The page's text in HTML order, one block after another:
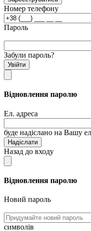
Номер телефону
Пароль
Забули пароль?
Увійти
Відновлення паролю
Ел. адреса
буде надіслано на Вашу
Надіслати
Назад до входу
Відновлення паролю
Новий пароль
символів